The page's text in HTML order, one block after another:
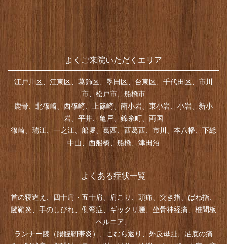
よくご来院いただくエリア
江戸川区、江東区、葛飾区、墨田区、台東区、千代田区、市川
市、松戸市、船橋市
鹿骨、北篠崎、西篠崎、上篠崎、南小岩、東小岩、小岩、新小
岩、平井、亀戸、錦糸町、両国
篠崎、瑞江、一之江、船堀、葛西、西葛西、市川、本八幡、下総
中山、西船橋、船橋、津田沼
よくある症状一覧
首の寝違え、四十肩・五十肩、肩こり、頭痛、突き指、ばね指、
腱鞘炎、手のしびれ、側弯症、ギックリ腰、坐骨神経痛、椎間板
ヘルニア、
ランナー膝（腸脛靭帯炎）、こむら返り、外反母趾、足底の痛